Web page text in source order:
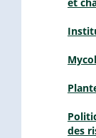
des